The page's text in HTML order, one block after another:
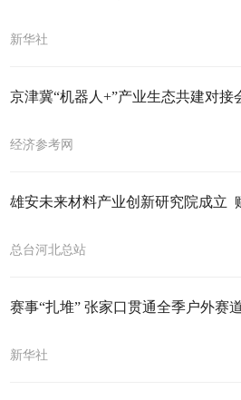
新华社
京津冀“机器人+”产业生态共建对接
经济参考网
雄安未来材料产业创新研究院成立
总台河北总站
赛事“扎堆” 张家口贯通全季户外赛
新华社